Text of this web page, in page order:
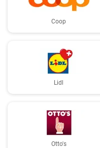
Coop
Lidl
Otto's